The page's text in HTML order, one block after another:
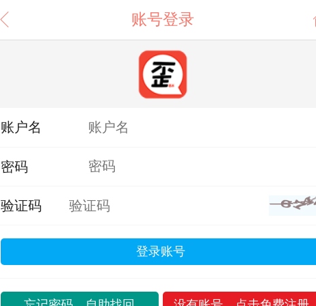
账号登录
账户名
密码
验证码
登录账号